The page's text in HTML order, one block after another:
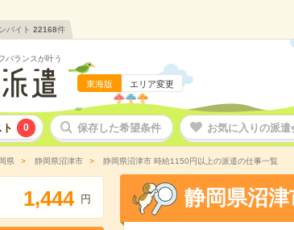
バイト 22168件
バランスが叶う
東海版 エリア変更
0 保存した希望条件 お気に入りの派遣
県 静岡県沼津市 静岡県沼津市 時給1150円以上の派遣の仕事一覧
1,444 円 静岡県沼津